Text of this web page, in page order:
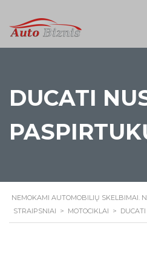
DUCATI
NEMOKAMI AUTOMOBILIŲ SKELBIMAI.
STRAIPSNIAI > MOTOCIKLAI >